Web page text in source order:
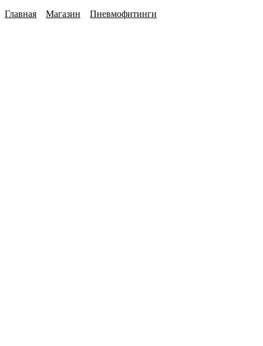
Главная Магазин Пневмофитинги